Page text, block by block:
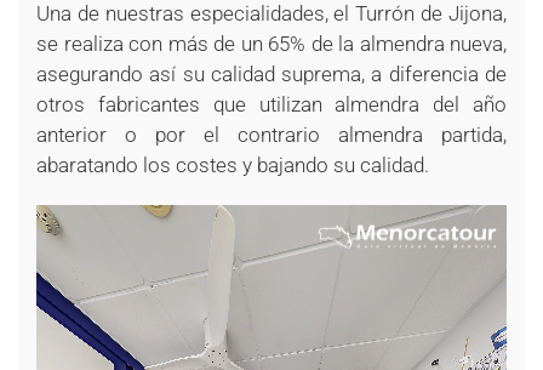
Una de nuestras especialidades, el Turrón de Jijona,
se realiza con más de un 65% de la almendra nueva,
asegurando así su calidad suprema, a diferencia de
otros fabricantes que utilizan almendra del año
anterior o por el contrario almendra partida,
abaratando los costes y bajando su calidad.